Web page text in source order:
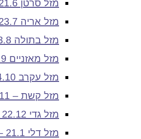
מזל סרטן 21.6 – 22.7
מזל אריה 23.7 – 22.8
מזל בתולה 23.8 – 22.9
מזל מאזניים 23.9 – 22.10
מזל עקרב 24.10 – 22.11
מזל קשת – 22.11 – 21.12
מזל גדי 22.12 – 20.1
מזל דלי 21.1 – 19.2